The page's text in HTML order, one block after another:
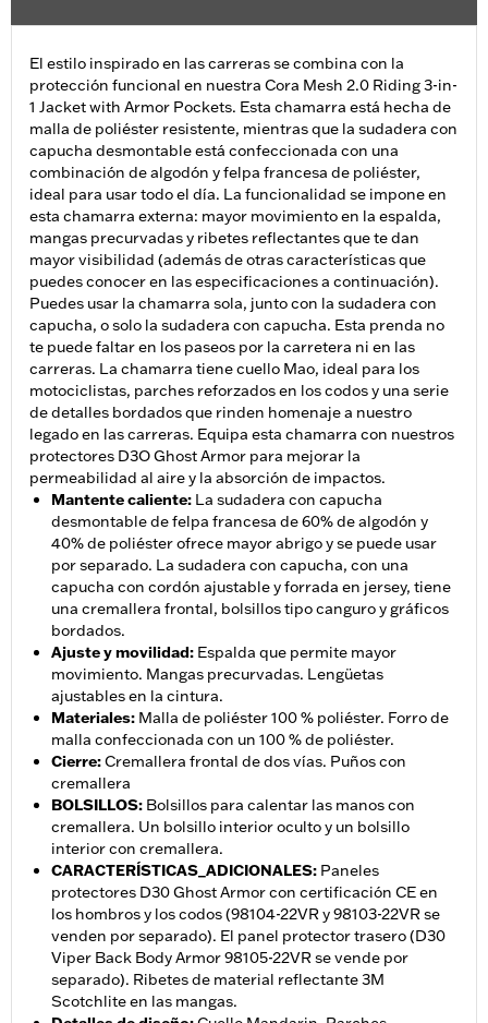
El estilo inspirado en las carreras se combina con la
protección funcional en nuestra Cora Mesh 2.0 Riding 3-in-
1 Jacket with Armor Pockets. Esta chamarra está hecha de
malla de poliéster resistente, mientras que la sudadera con
capucha desmontable está confeccionada con una
combinación de algodón y felpa francesa de poliéster,
ideal para usar todo el día. La funcionalidad se impone en
esta chamarra externa: mayor movimiento en la espalda,
mangas precurvadas y ribetes reflectantes que te dan
mayor visibilidad (además de otras características que
puedes conocer en las especificaciones a continuación).
Puedes usar la chamarra sola, junto con la sudadera con
capucha, o solo la sudadera con capucha. Esta prenda no
te puede faltar en los paseos por la carretera ni en las
carreras. La chamarra tiene cuello Mao, ideal para los
motociclistas, parches reforzados en los codos y una serie
de detalles bordados que rinden homenaje a nuestro
legado en las carreras. Equipa esta chamarra con nuestros
protectores D3O Ghost Armor para mejorar la
permeabilidad al aire y la absorción de impactos.
Mantente caliente: La sudadera con capucha
desmontable de felpa francesa de 60% de algodón y
40% de poliéster ofrece mayor abrigo y se puede usar
por separado. La sudadera con capucha, con una
capucha con cordón ajustable y forrada en jersey, tiene
una cremallera frontal, bolsillos tipo canguro y gráficos
bordados.
Ajuste y movilidad: Espalda que permite mayor
movimiento. Mangas precurvadas. Lengüetas
ajustables en la cintura.
Materiales: Malla de poliéster 100 % poliéster. Forro de
malla confeccionada con un 100 % de poliéster.
Cierre:Cremallera frontal de dos vías. Puños con
cremallera
BOLSILLOS: Bolsillos para calentar las manos con
cremallera. Un bolsillo interior oculto y un bolsillo
interior con cremallera.
CARACTERÍSTICAS_ADICIONALES: Paneles
protectores D30 Ghost Armor con certificación CE en
los hombros y los codos (98104-22VR y 98103-22VR se
venden por separado). El panel protector trasero (D30
Viper Back Body Armor 98105-22VR se vende por
separado). Ribetes de material reflectante 3M
Scotchlite en las mangas.